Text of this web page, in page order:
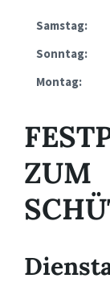
Samstag:
Sonntag:
Montag:
ZUM